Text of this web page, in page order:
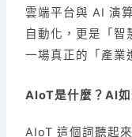
雲端平台與 AI 演
自動化，更是「智
一場真正的「產業
AIoT是什麼？AI
AIoT 這個詞聽起